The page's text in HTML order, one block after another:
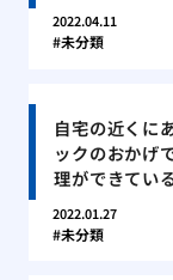
2022.04.11
未分類
自宅の近くに
ックのおかげ
理ができてい
2022.01.27
未分類